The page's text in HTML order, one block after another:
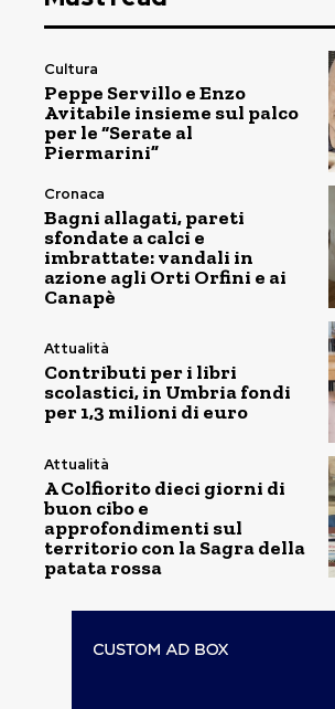
Cultura
Peppe Servillo e Enzo
Avitabile insieme sul palco
per le “Serate al
Piermarini”
Cronaca
Bagni allagati, pareti
sfondate a calci e
imbrattate: vandali in
azione agli Orti Orfini e ai
Canapè
Attualità
Contributi per i libri
scolastici, in Umbria fondi
per 1,3 milioni di euro
Attualità
A Colfiorito dieci giorni di
buon cibo e
approfondimenti sul
territorio con la Sagra della
patata rossa